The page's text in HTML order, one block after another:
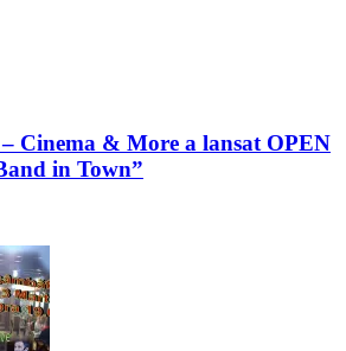
Cinema & More a lansat OPEN
in Town”